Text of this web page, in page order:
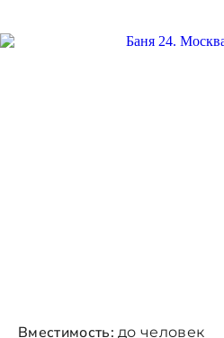
Вместимость: до человек